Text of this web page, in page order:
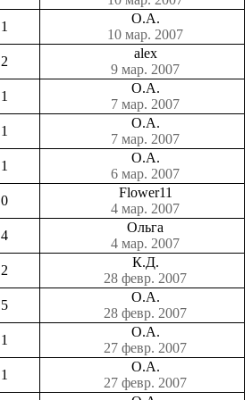
1
О.А.
10 мар. 2007
2
alex
9 мар. 2007
1
О.А.
7 мар. 2007
1
О.А.
7 мар. 2007
1
О.А.
6 мар. 2007
0
Flower11
4 мар. 2007
4
Ольга
4 мар. 2007
2
К.Д.
28 февр. 2007
5
О.А.
28 февр. 2007
1
О.А.
27 февр. 2007
1
О.А.
27 февр. 2007